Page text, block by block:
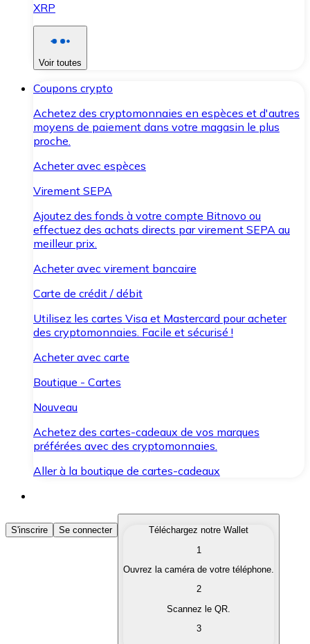
XRP
Voir toutes
Coupons crypto
Achetez des cryptomonnaies en espèces et d'autres
moyens de paiement dans votre magasin le plus
proche.
Acheter avec espèces
Virement SEPA
Ajoutez des fonds à votre compte Bitnovo ou
effectuez des achats directs par virement SEPA au
meilleur prix.
Acheter avec virement bancaire
Carte de crédit / débit
Utilisez les cartes Visa et Mastercard pour acheter
des cryptomonnaies. Facile et sécurisé !
Acheter avec carte
Boutique - Cartes
Nouveau
Achetez des cartes-cadeaux de vos marques
préférées avec des cryptomonnaies.
Aller à la boutique de cartes-cadeaux
Acheter des Cryptomonnaies
Achetez les cryptomonnaies qui vous intéressent
Convertissez vos cryptomonnaies en monnaie
S'inscrire Se connecter
Téléchargez notre Wallet
1
Ouvrez la caméra de votre téléphone.
2
Scannez le QR.
3